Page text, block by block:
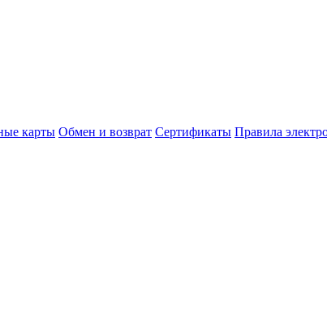
карты Обмен и возврат Сертификаты Правила